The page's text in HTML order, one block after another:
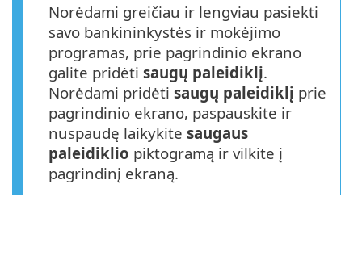
Norėdami greičiau ir lengviau pasiekti
savo bankininkystės ir mokėjimo
programas, prie pagrindinio ekrano
galite pridėti saugų paleidiklį.
Norėdami pridėti saugų paleidiklį prie
pagrindinio ekrano, paspauskite ir
nuspaudę laikykite saugaus
paleidiklio piktogramą ir vilkite į
pagrindinį ekraną.